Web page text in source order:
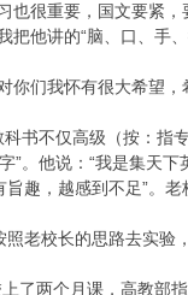
也很重要，国文要紧
他讲的“脑、口、手、
你们我怀有很大希望
书不仅高级（按：指
。他说：“我是集天下
趣，越感到不足”。
老校长的思路去实验
了两个月课，高教部